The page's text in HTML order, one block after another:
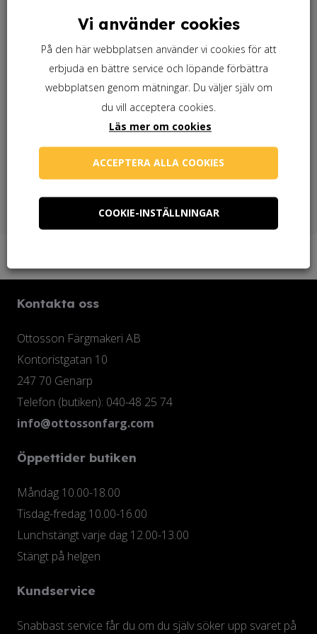
Behöver du linolja?
Behöver du linoljesåpa?
Kontakta oss
Ottosson Färgmakeri AB
Kontoristgatan 10
247 70 Genarp
Telefon (butiken): 040-48 25 74
info@ottossonfarg.com
Öppettider butiken
Måndag 10.00-18.00
Tisdag-fredag 10.00-16.00
Lunchstängt varje dag 12.00-13.00
Stängt på helgen
Kundservice
Snabbast service får du om du själv söker upp svaret på
Vi använder cookies
På den här webbplatsen använder vi cookies för att
erbjuda en bättre service och löpande förbättra
webbplatsen genom mätningar. Du väljer själv om
du vill acceptera cookies.
Läs mer om cookies
ACCEPTERA ALLA COOKIES
COOKIE-INSTÄLLNINGAR